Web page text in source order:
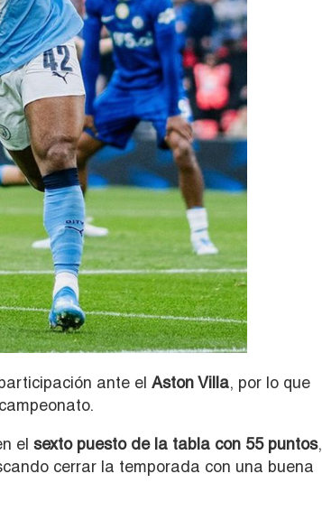
ante el Aston Villa, por lo que
el sexto puesto de la tabla con 55 puntos,
cerrar la temporada con una buena